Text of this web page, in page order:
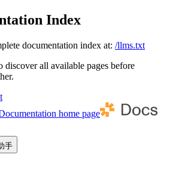
Index
documentation index at: /llms.txt
discover all available pages before
home page
手